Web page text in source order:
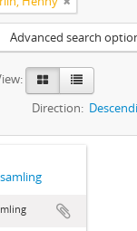
Advanced search
Direction: